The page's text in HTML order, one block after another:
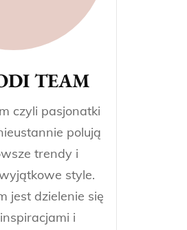
TEAM
czyli pasjonatki
polują
trendy i
style.
jest dzielenie się
i